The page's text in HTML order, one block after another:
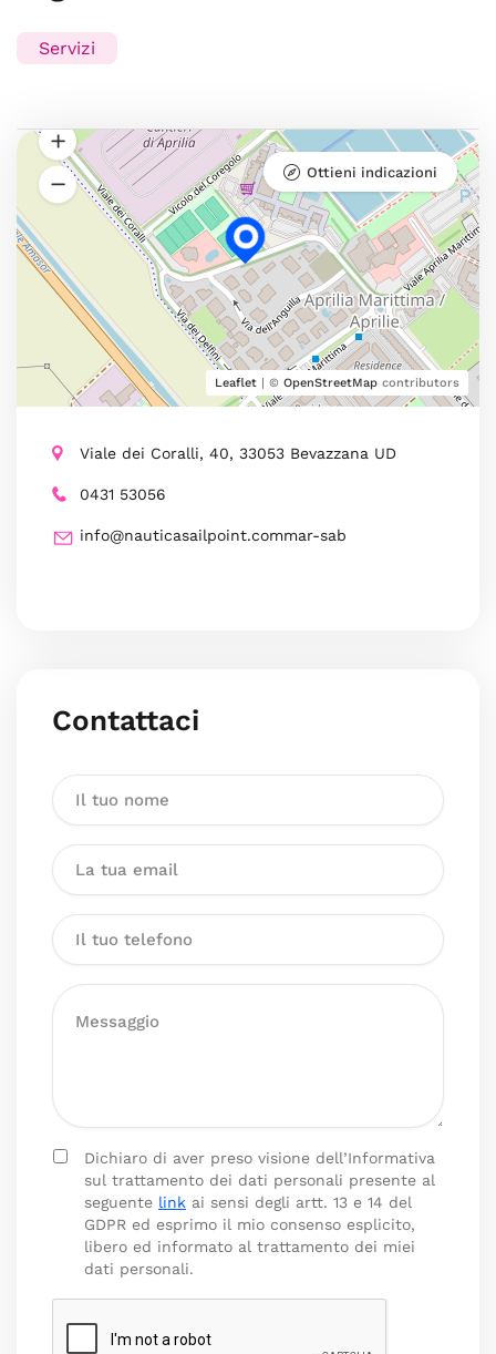
Servizi
Leaflet | © OpenStreetMap contributors
Ottieni indicazioni
Viale dei Coralli, 40, 33053 Bevazzana UD
0431 53056
info@nauticasailpoint.commar-sab
Contattaci
Dichiaro di aver preso visione dell’Informativa
sul trattamento dei dati personali presente al
seguente link ai sensi degli artt. 13 e 14 del
GDPR ed esprimo il mio consenso esplicito,
libero ed informato al trattamento dei miei
dati personali.